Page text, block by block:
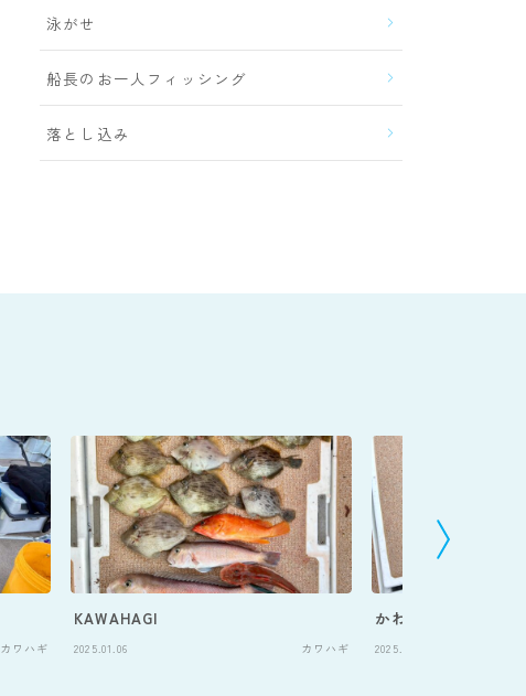
泳がせ
船長のお一人フィッシング
落とし込み
カワハギ
KAWAHAGI
2025.01.06 カワハギ
かわはぎ
2025.01.25